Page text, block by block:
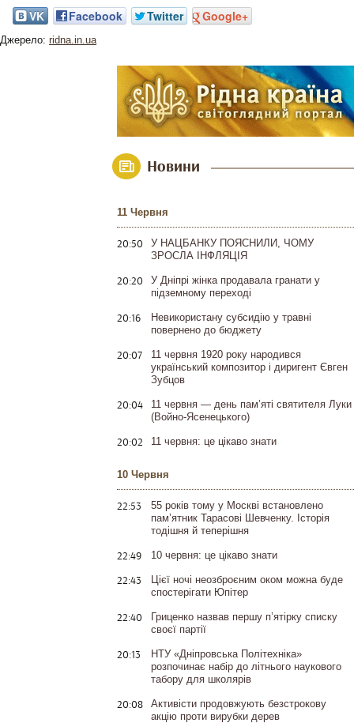
VK Facebook Twitter Google+
Джерело: ridna.in.ua
Новини
11 Червня
20:50
У НАЦБАНКУ ПОЯСНИЛИ, ЧОМУ
ЗРОСЛА ІНФЛЯЦІЯ
20:20
У Дніпрі жінка продавала гранати у
підземному переході
20:16
Невикористану субсидію у травні
повернено до бюджету
20:07
11 червня 1920 року народився
український композитор і диригент Євген
Зубцов
20:04
11 червня — день пам’яті святителя Луки
(Войно-Ясенецького)
20:02 11 червня: це цікаво знати
10 Червня
22:53
55 років тому у Москві встановлено
пам’ятник Тарасові Шевченку. Історія
тодішня й теперішня
22:49 10 червня: це цікаво знати
22:43
Цієї ночі неозброєним оком можна буде
спостерігати Юпітер
22:40
Гриценко назвав першу п’ятірку списку
своєї партії
20:13
НТУ «Дніпровська Політехніка»
розпочинає набір до літнього наукового
табору для школярів
20:08
Активісти продовжують безстрокову
акцію проти вирубки дерев